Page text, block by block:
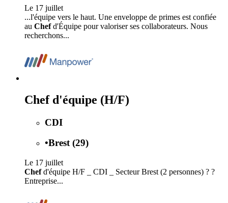
Le 17 juillet
...l'équipe vers le haut. Une enveloppe de primes est confiée
au Chefd'Équipe pour valoriser ses collaborateurs. Nous
recherchons...
Chef d'équipe (H/F)
CDI
•Brest (29)
Le 17 juillet
Chefd'équipe H/F _ CDI _ Secteur Brest (2 personnes) ? ?
Entreprise...